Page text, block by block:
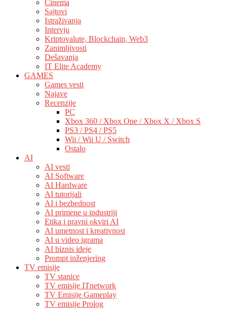
Cinema
Sajtovi
Istraživanja
Intervju
Kriptovalute, Blockchain, Web3
Zanimljivosti
Dešavanja
IT Elite Academy
GAMES
Games vesti
Najave
Recenzije
PC
Xbox 360 / Xbox One / Xbox X / Xbox S
PS3 / PS4 / PS5
Wii / Wii U / Switch
Ostalo
AI
AI vesti
AI Software
AI Hardware
AI tutorijali
AI i bezbednost
AI primene u industriji
Etika i pravni okviri AI
AI umetnost i kreativnost
AI u video igrama
AI biznis ideje
Prompt inženjering
TV emisije
TV stanice
TV emisije ITnetwork
TV Emisije Gameplay
TV emisije Prolog